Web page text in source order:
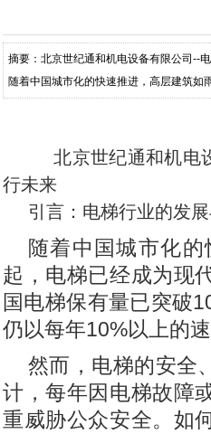
摘要：北京世纪通和机电设备有限公司--
随着中国城市化的快速推进，高层建筑如
北京世纪通和机电
行未来
引言：电梯行业的发
随着中国城市化
起，电梯已经成为现
国电梯保有量已突破
仍以每年10%以上的速
然而，电梯的安全
计，每年因电梯故障
重威胁公众安全。如